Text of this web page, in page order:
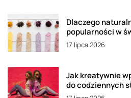
Dlaczego
popularności w
17 lipca 2026
Jak kreatywnie
do codziennych